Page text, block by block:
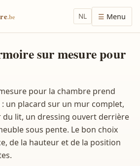
.be NL Menu
sur mesure pour
pour la chambre prend
un placard sur un mur complet,
lit, un dressing ouvert derrière
sous pente. Le bon choix
de la hauteur et de la position